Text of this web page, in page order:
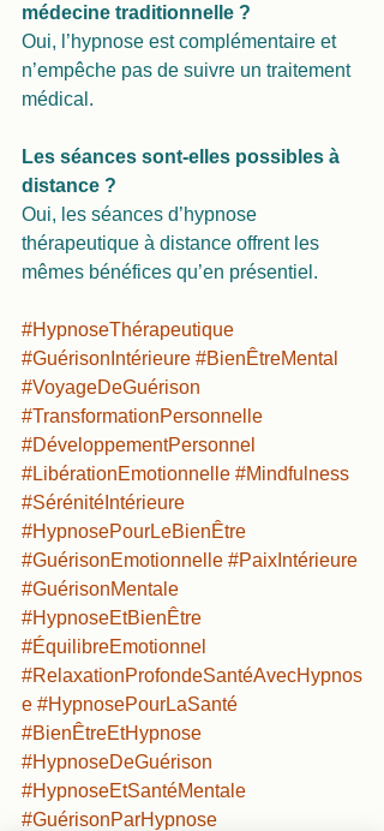
médecine traditionnelle ?
Oui, l’hypnose est complémentaire et
n’empêche pas de suivre un traitement
médical.
Les séances sont-elles possibles à
distance ?
Oui, les séances d’hypnose
thérapeutique à distance offrent les
mêmes bénéfices qu’en présentiel.
#HypnoseThérapeutique
#GuérisonIntérieure #BienÊtreMental
#VoyageDeGuérison
#TransformationPersonnelle
#DéveloppementPersonnel
#LibérationEmotionnelle #Mindfulness
#SérénitéIntérieure
#HypnosePourLeBienÊtre
#GuérisonEmotionnelle #PaixIntérieure
#GuérisonMentale
#HypnoseEtBienÊtre
#ÉquilibreEmotionnel
#RelaxationProfondeSantéAvecHypnos
e #HypnosePourLaSanté
#BienÊtreEtHypnose
#HypnoseDeGuérison
#HypnoseEtSantéMentale
#GuérisonParHypnose